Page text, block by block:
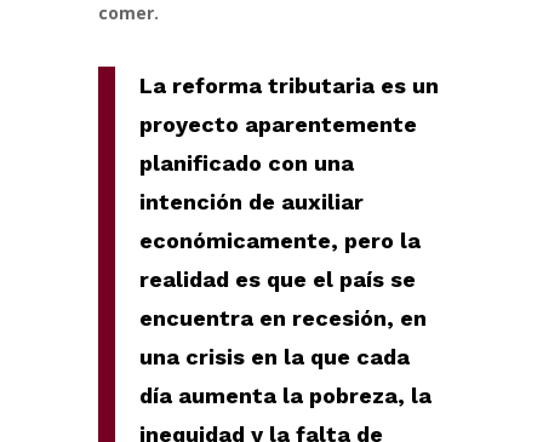
comer.
La reforma tributaria es un
proyecto aparentemente
planificado con una
intención de auxiliar
económicamente, pero la
realidad es que el país se
encuentra en recesión, en
una crisis en la que cada
día aumenta la pobreza, la
inequidad y la falta de